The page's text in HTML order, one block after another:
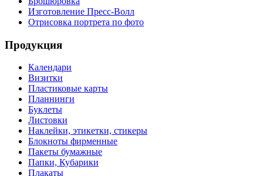
Изготовление Пресс-Волл
Отрисовка портрета по фото
Продукция
Календари
Визитки
Пластиковые карты
Планнинги
Буклеты
Листовки
Наклейки, этикетки, стикеры
Блокноты фирменные
Пакеты бумажные
Папки, Кубарики
Плакаты